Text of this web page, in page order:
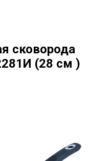
сковорода
(28 см )